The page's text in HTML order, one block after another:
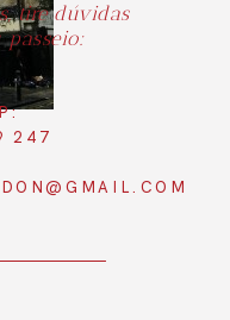
tire dúvidas
passeio:
247